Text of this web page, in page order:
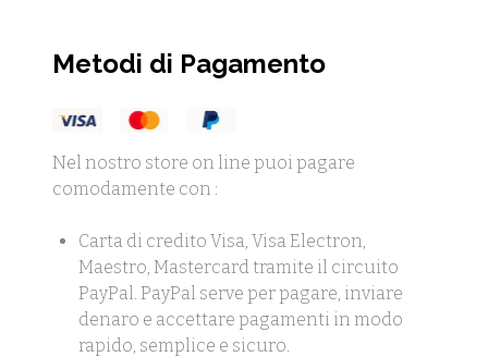
Metodi di Pagamento
Nel nostro store on line puoi pagare
comodamente con :
Carta di credito Visa, Visa Electron,
Maestro, Mastercard tramite il circuito
PayPal. PayPal serve per pagare, inviare
denaro e accettare pagamenti in modo
rapido, semplice e sicuro.